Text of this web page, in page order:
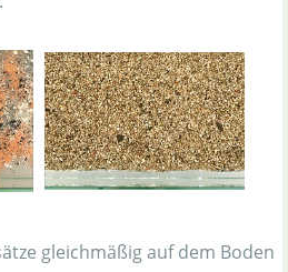
gleichmäßig auf dem Boden